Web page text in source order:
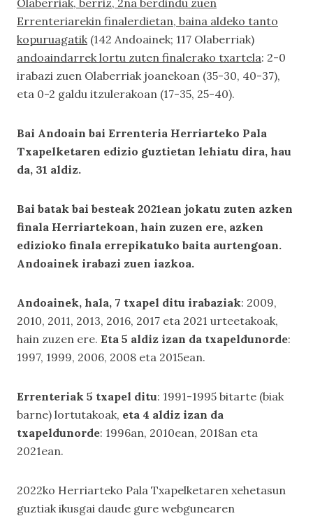
Olaberriak, berriz, 2na berdindu zuen
Errenteriarekin finalerdietan, baina aldeko tanto
kopuruagatik(142 Andoainek; 117 Olaberriak)
andoaindarrek lortu zuten finalerako txartela: 2-0
irabazi zuen Olaberriak joanekoan (35-30, 40-37),
eta 0-2 galdu itzulerakoan (17-35, 25-40).
Bai Andoain bai Errenteria Herriarteko Pala
Txapelketaren edizio guztietan lehiatu dira, hau
da, 31 aldiz.
Bai batak bai besteak 2021ean jokatu zuten azken
finala Herriartekoan, hain zuzen ere, azken
edizioko finala errepikatuko baita aurtengoan.
Andoainek irabazi zuen iazkoa.
Andoainek, hala, 7 txapel ditu irabaziak: 2009,
2010, 2011, 2013, 2016, 2017 eta 2021 urteetakoak,
hain zuzen ere. Eta 5 aldiz izan da txapeldunorde:
1997, 1999, 2006, 2008 eta 2015ean.
Errenteriak 5 txapel ditu: 1991-1995 bitarte (biak
barne) lortutakoak, eta 4 aldiz izan da
txapeldunorde: 1996an, 2010ean, 2018an eta
2021ean.
2022ko Herriarteko Pala Txapelketaren xehetasun
guztiak ikusgai daude gure webgunearen